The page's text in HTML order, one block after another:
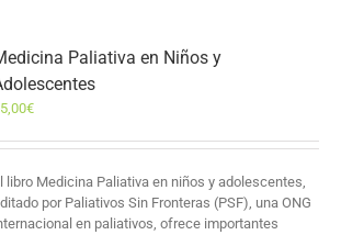
Paliativa en Niños y
€
libro Medicina Paliativa en niños y adolescentes,
por Paliativos Sin Fronteras (PSF), una ONG
en paliativos, ofrece importantes